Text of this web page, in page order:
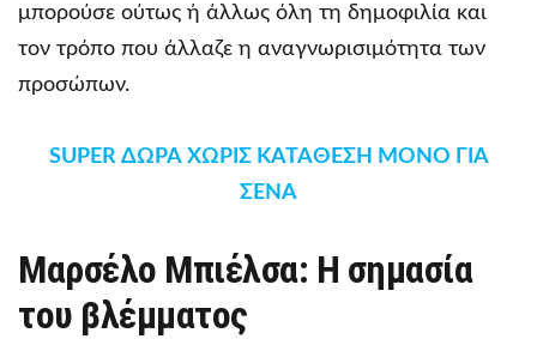
μπορούσε ούτως ή άλλως όλη τη δημοφιλία και
τον τρόπο που άλλαζε η αναγνωρισιμότητα των
προσώπων.
SUPER ΔΩΡΑ ΧΩΡΙΣ ΚΑΤΑΘΕΣΗ ΜΟΝΟ ΓΙΑ
ΣΕΝΑ
Μαρσέλο Μπιέλσα: Η σημασία
του βλέμματος